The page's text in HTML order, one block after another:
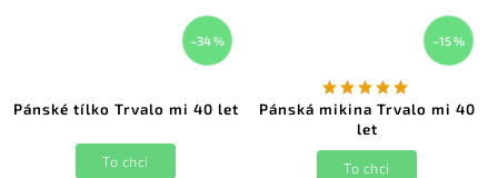
–34 %
Pánské tílko Trvalo mi 40 let
To chci
–15 %
Pánská mikina Trvalo mi 40
let
To chci